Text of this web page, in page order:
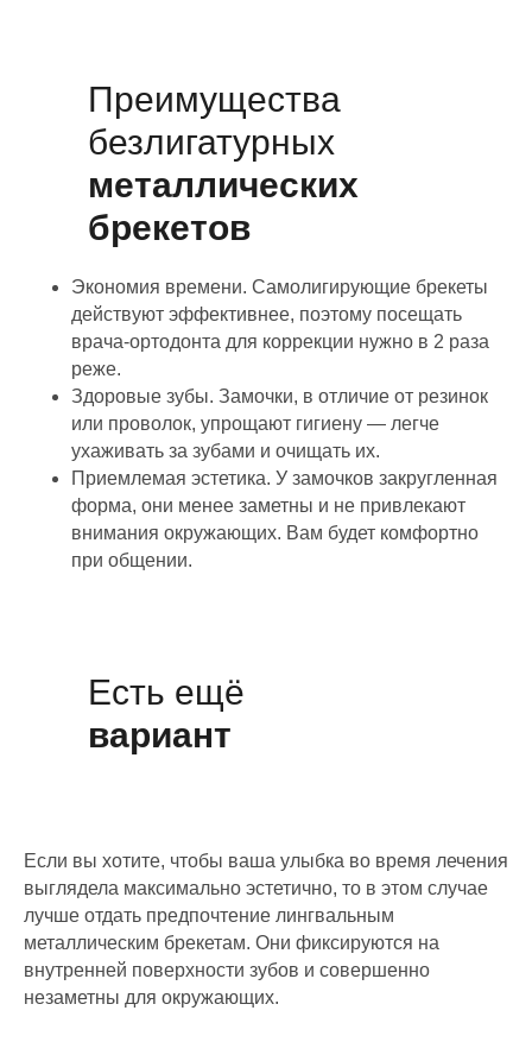
Преимущества
безлигатурных
металлических
брекетов
Экономия времени. Самолигирующие брекеты
действуют эффективнее, поэтому посещать
врача-ортодонта для коррекции нужно в 2 раза
реже.
Здоровые зубы. Замочки, в отличие от резинок
или проволок, упрощают гигиену — легче
ухаживать за зубами и очищать их.
Приемлемая эстетика. У замочков закругленная
форма, они менее заметны и не привлекают
внимания окружающих. Вам будет комфортно
при общении.
Есть ещё
вариант
Если вы хотите, чтобы ваша улыбка во время лечения
выглядела максимально эстетично, то в этом случае
лучше отдать предпочтение лингвальным
металлическим брекетам. Они фиксируются на
внутренней поверхности зубов и совершенно
незаметны для окружающих.